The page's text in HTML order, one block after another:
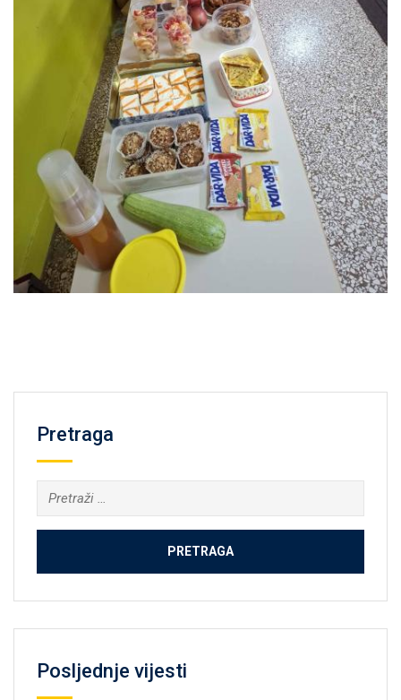
Pretraga
Pretraga:
Posljednje vijesti